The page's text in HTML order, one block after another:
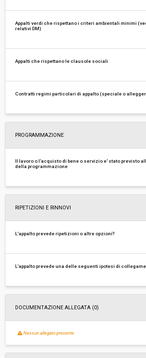
Appalti verdi che rispettano i criteri ambientali minimi
relativi DM)
Appalti che rispettano le clausole sociali
Contratti regimi particolari di appalto (speciale o
PROGRAMMAZIONE
Il lavoro o l'acquisto di bene o servizio e' stato previsto
della programmazione
RIPETIZIONI E RINNOVI
L’appalto prevede ripetizioni o altre opzioni?
L’appalto prevede una delle seguenti ipotesi di
DOCUMENTAZIONE ALLEGATA (0)
Nessun allegato presente